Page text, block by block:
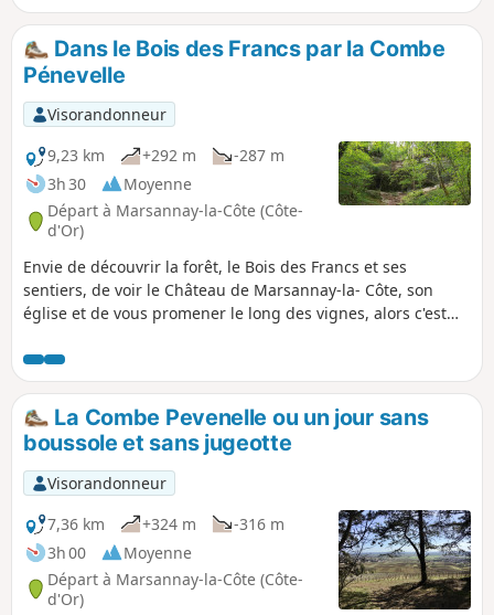
Dans le Bois des Francs par la Combe
Pénevelle
Visorandonneur
9,23 km
+292 m
-287 m
3h 30
Moyenne
Départ à Marsannay-la-Côte (Côte-
d'Or)
Envie de découvrir la forêt, le Bois des Francs et ses
sentiers, de voir le Château de Marsannay-la- Côte, son
église et de vous promener le long des vignes, alors c'est
Climats du vignoble de Bourgogne inscrits au patrimoine
de l’Humanité. Ces vignes qui produisent, par l’effet
conjugué de la géologie, de l’exposition et du travail de
l’homme, un vin différent de ceux que donneront les
Climats voisins.
La Combe Pevenelle ou un jour sans
boussole et sans jugeotte
Visorandonneur
7,36 km
+324 m
-316 m
3h 00
Moyenne
Départ à Marsannay-la-Côte (Côte-
d'Or)